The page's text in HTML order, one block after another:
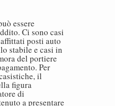
essere
Ci sono casi
posti auto
stabile e casi in
del portiere
Per
il
figura
di
a presentare